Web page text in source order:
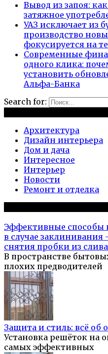
Вывод из запоя:
затяжное
УАЗ исключает из
производство
фокусируется на
Современные
одного клика:
установить
Альфа-Банка
Search for:
Архитектура
Дизайн интерьера
Дом и дача
Интересное
Интерьер
Новости
Ремонт и отделка
Эффективные способы
в случае
снятия пробки из
В пространстве
плохих предводителей
Защита и стиль: всё об
Установка решёток на
самых эффективных